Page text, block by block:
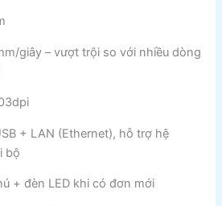
giây – vượt trội so với nhiều dòng
+ LAN (Ethernet), hỗ trợ hệ
bộ
+ đèn LED khi có đơn mới